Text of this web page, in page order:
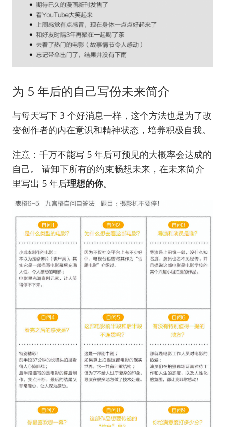
为 5 年后的自己写份未来简介
与每天写下 3 个好消息一样，这个方法也是为了改
变创作者的内在意识和精神状态，培养积极自我。
注意：千万不能写 5 年后可预见的大概率会达成的
自己。 请卸下所有的约束畅想未来，在未来简介
里写出 5 年后理想的你。